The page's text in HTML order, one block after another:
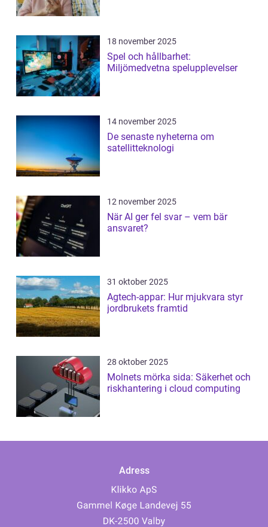
18 november 2025
Spel och hållbarhet:
Miljömedvetna spelupplevelser
14 november 2025
De senaste nyheterna om
satellitteknologi
12 november 2025
När AI ger fel svar – vem bär
ansvaret?
31 oktober 2025
Agtech-appar: Hur mjukvara styr
jordbrukets framtid
28 oktober 2025
Molnets mörka sida: Säkerhet och
riskhantering i cloud computing
Adress